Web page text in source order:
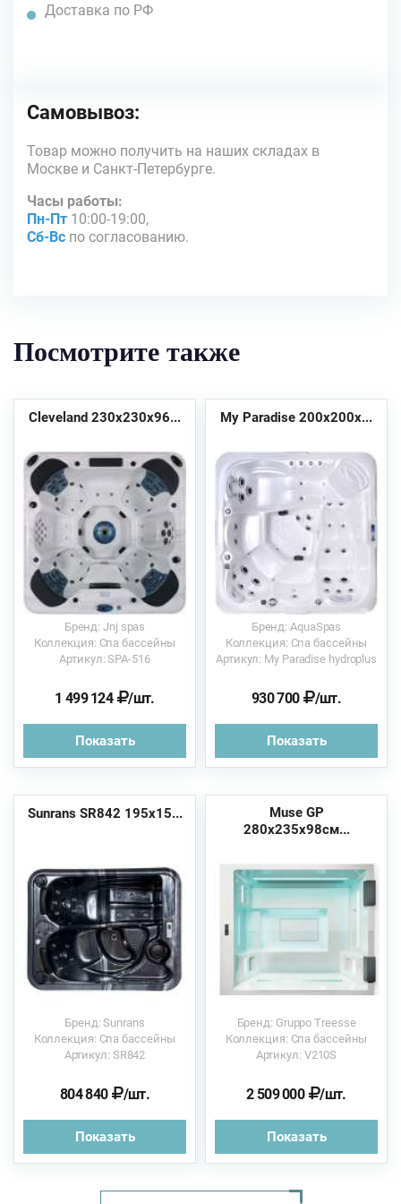
Доставка по РФ
Самовывоз:
Товар можно получить на наших складах в
Москве и Санкт-Петербурге.
Часы работы:
Пн-Пт 10:00-19:00,
Сб-Вс по согласованию.
Посмотрите также
Cleveland 230х230х96...
Бренд: Jnj spas
Коллекция: Спа бассейны
Артикул: SPA-516
1 499 124 /шт.
Показать
My Paradise 200х200х...
Бренд: AquaSpas
Коллекция: Спа бассейны
Артикул: My Paradise hydroplus
930 700 /шт.
Показать
Sunrans SR842 195х15...
Бренд: Sunrans
Коллекция: Спа бассейны
Артикул: SR842
804 840 /шт.
Показать
Muse GP
280x235x98см...
Бренд: Gruppo Treesse
Коллекция: Спа бассейны
Артикул: V210S
2 509 000 /шт.
Показать